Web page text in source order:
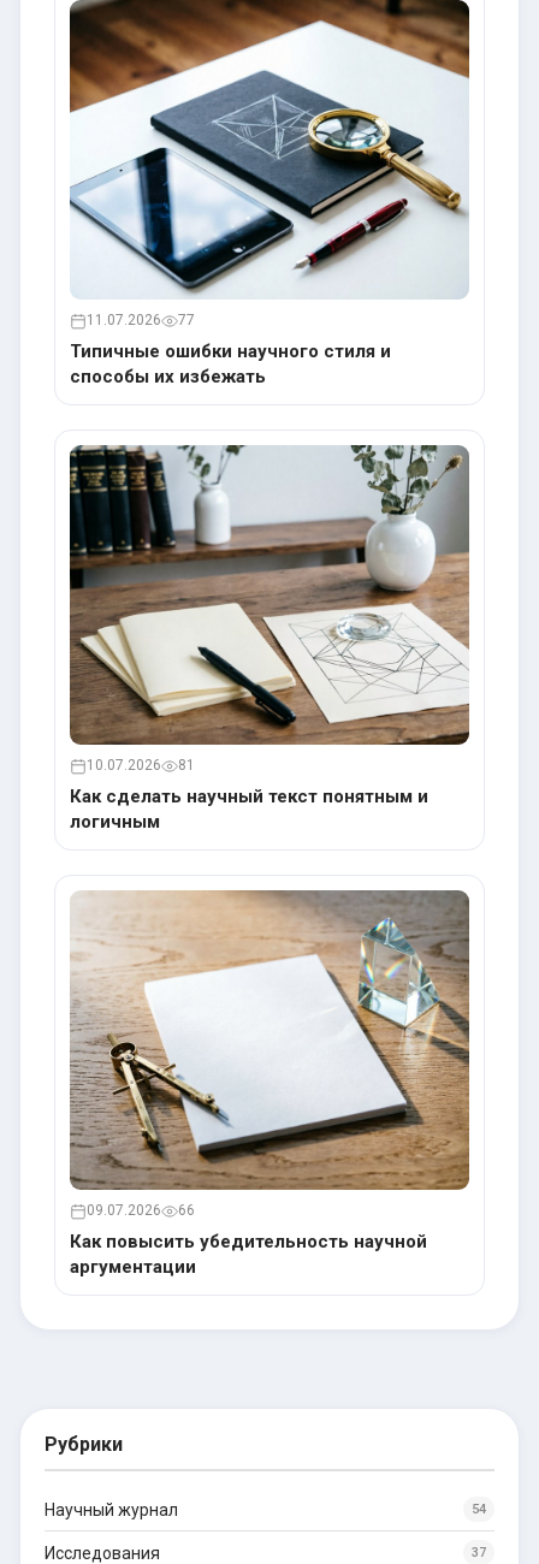
11.07.2026 77
Типичные ошибки научного стиля и
способы их избежать
10.07.2026 81
Как сделать научный текст понятным и
логичным
09.07.2026 66
Как повысить убедительность научной
аргументации
Рубрики
Научный журнал 54
Исследования 37